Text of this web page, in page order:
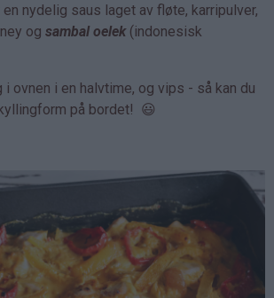
nydelig saus laget av fløte, karripulver,
og sambal oelek(indonesisk
ovnen i en halvtime, og vips - så kan du
på bordet! 😃